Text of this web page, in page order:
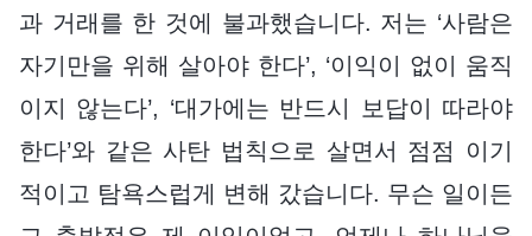
과 거래를 한 것에 불과했습니다. 저는 ‘사람은
자기만을 위해 살아야 한다’, ‘이익이 없이 움직
이지 않는다’, ‘대가에는 반드시 보답이 따라야
한다’와 같은 사탄 법칙으로 살면서 점점 이기
적이고 탐욕스럽게 변해 갔습니다. 무슨 일이든